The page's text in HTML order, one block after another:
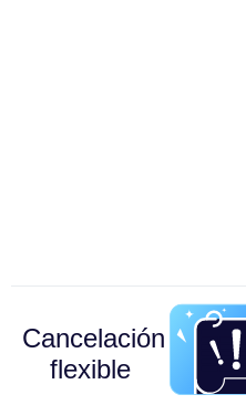
Cancelación
flexible